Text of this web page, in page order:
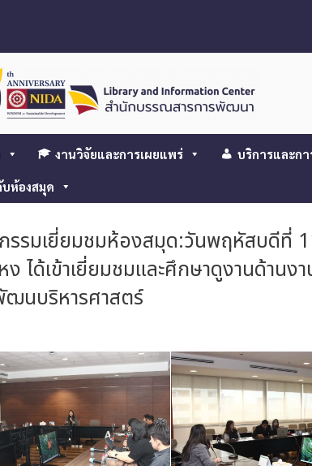
งานวิจัยและการเผยแพร่ บริการและก
บห้องสมุด
รรมเยี่ยมชมห้องสมุด:วันพฤหัสบดีที่
ง ได้เข้าเยี่ยมชมและศึกษาดูงานด้า
นบริหารศาสตร์